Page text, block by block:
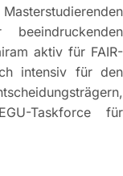
aktiv für FAIR-
intensiv für den
Taskforce für